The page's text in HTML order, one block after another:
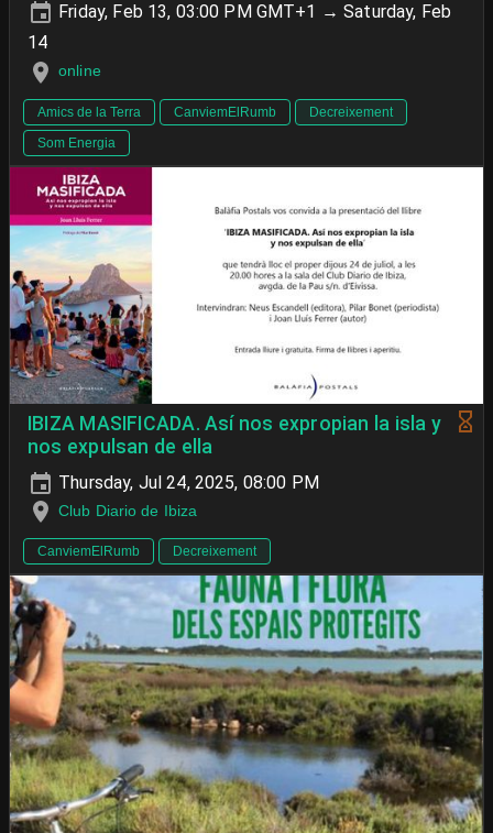
Friday, Feb 13, 03:00 PM GMT+1 → Saturday, Feb
14
online
Amics de la Terra CanviemElRumb
Decreixement
Som Energia
IBIZA MASIFICADA. Así nos expropian la isla y
nos expulsan de ella
Thursday, Jul 24, 2025, 08:00 PM
Club Diario de Ibiza
CanviemElRumb Decreixement